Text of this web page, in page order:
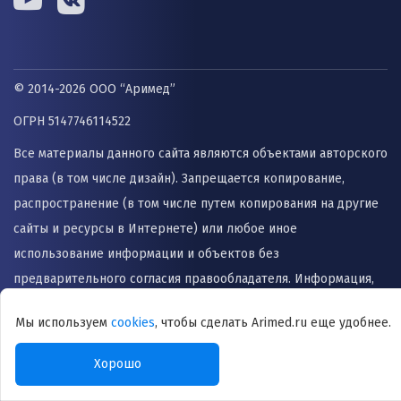
© 2014-2026 ООО “Аримед”
ОГРН 5147746114522
Все материалы данного сайта являются объектами авторского
права (в том числе дизайн). Запрещается копирование,
распространение (в том числе путем копирования на другие
сайты и ресурсы в Интернете) или любое иное
использование информации и объектов без
предварительного согласия правообладателя. Информация,
может быть использована для назначения лечения и
Мы используем cookies, чтобы сделать Arimed.ru еще удобнее.
Хорошо